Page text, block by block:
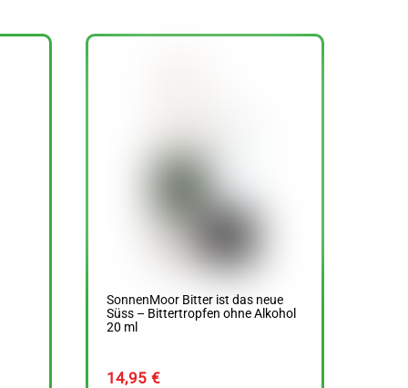
SonnenMoor Bitter ist das neue
Süss – Bittertropfen ohne Alkohol
20 ml
14,95 €